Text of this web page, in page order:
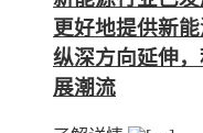
更好地提供新
纵深方向延伸
展潮流